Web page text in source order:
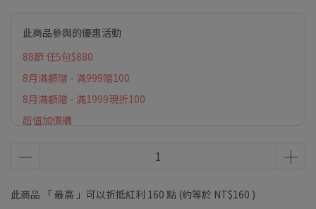
此商品參與的優惠活動
88節 任5包$880
8月滿額贈 - 滿999贈100
8月滿額贈 - 滿1999現折100
超值加價購
此商品 「 最高 」可以折抵紅利 160 點 (約等於 NT$160 )